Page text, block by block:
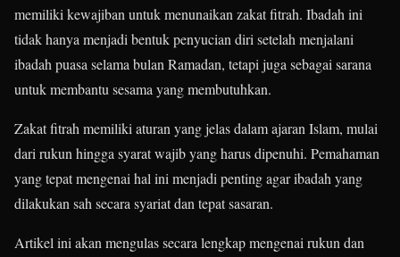
memiliki kewajiban untuk menunaikan zakat fitrah. Ibadah ini
tidak hanya menjadi bentuk penyucian diri setelah menjalani
ibadah puasa selama bulan Ramadan, tetapi juga sebagai sarana
untuk membantu sesama yang membutuhkan.
Zakat fitrah memiliki aturan yang jelas dalam ajaran Islam, mulai
dari rukun hingga syarat wajib yang harus dipenuhi. Pemahaman
yang tepat mengenai hal ini menjadi penting agar ibadah yang
dilakukan sah secara syariat dan tepat sasaran.
Artikel ini akan mengulas secara lengkap mengenai rukun dan